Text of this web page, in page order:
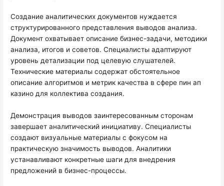
Создание аналитических документов нуждается
структурированного представления выводов анализа.
Документ охватывает описание бизнес-задачи, методики
анализа, итогов и советов. Специалисты адаптируют
уровень детализации под целевую слушателей.
Технические материалы содержат обстоятельное
описание алгоритмов и метрик качества в сфере пин ап
казино для коллектива создания.
Демонстрация выводов заинтересованным сторонам
завершает аналитический инициативу. Специалисты
создают визуальные материалы с фокусом на
практическую значимость выводов. Аналитики
устанавливают конкретные шаги для внедрения
предложений в бизнес-процессы.